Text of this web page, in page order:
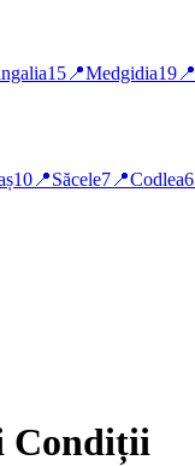
15 📍Medgidia19 📍
10 📍Săcele7 📍Codlea6
Condiții